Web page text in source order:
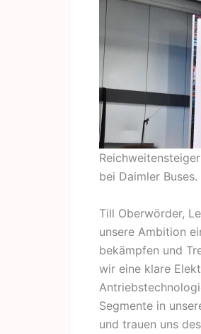
bei Daimler
Till Oberwörder,
unsere Ambition
bekämpfen und
wir eine klare
Segmente in
und trauen uns